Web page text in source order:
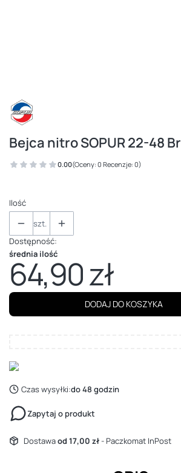
Bejca nitro SOPUR 22-48
0.00(Oceny: 0 Recenzje: 0)
Ilość
szt.
Dostępność:
średnia ilość
Cena
64,90 zł
DODAJ DO KOSZYKA
Czas wysyłki:do 48 godzin
Zapytaj o produkt
Dostawaod 17,00 zł- Paczkomat InPost